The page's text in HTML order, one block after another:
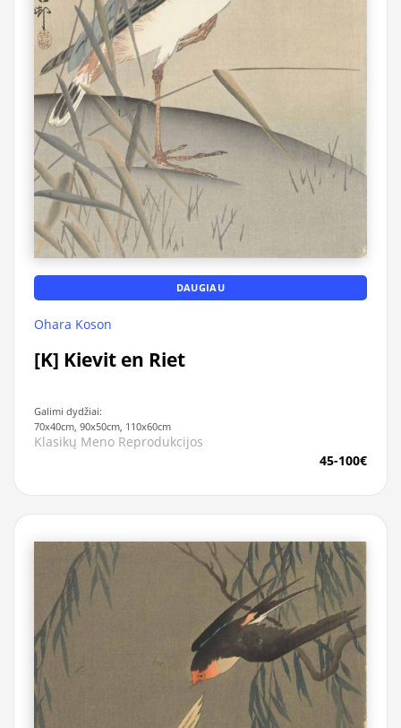
DAUGIAU
Ohara Koson
[K] Kievit en Riet
Galimi dydžiai:
70x40cm, 90x50cm, 110x60cm
Klasikų Meno Reprodukcijos
45-100€